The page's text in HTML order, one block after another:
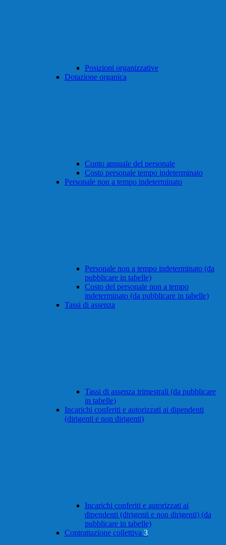
Posizioni organizzative
Dotazione organica
Conto annuale del personale
Costo personale tempo indeterminato
Personale non a tempo indeterminato
Personale non a tempo indeterminato (da
pubblicare in tabelle)
Costo del personale non a tempo
indeterminato (da pubblicare in tabelle)
Tassi di assenza
Tassi di assenza trimestrali (da pubblicare
in tabelle)
Incarichi conferiti e autorizzati ai dipendenti
(dirigenti e non dirigenti)
Incarichi conferiti e autorizzati ai
dipendenti (dirigenti e non dirigenti) (da
pubblicare in tabelle)
Contrattazione collettiva 3